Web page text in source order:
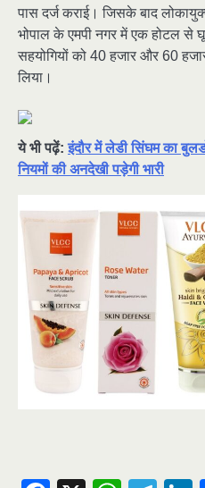
पास दर्ज कराई। जिसके बाद
भोपाल के एमपी नगर में एक होटल
सहयोगियों को 40 हजार और 60
लिया।
ये भी पढ़ें:इंदौर में लेडी सिंघम का
नियमों की अनदेखी पड़ेगी भारी